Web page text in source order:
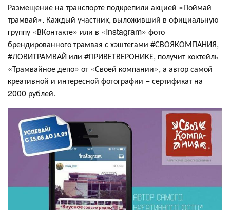
Размещение на транспорте подкрепили акцией «Поймай
трамвай». Каждый участник, выложивший в официальную
группу «ВКонтакте» или в «Instagram» фото
брендированного трамвая с хэштегами #СВОЯКОМПАНИЯ,
#ЛОВИТРАМВАЙ или #ПРИВЕТВЕРОНИКЕ, получит коктейль
«Трамвайное депо» от «Своей компании», а автор самой
креативной и интересной фотографии − сертификат на
2000 рублей.